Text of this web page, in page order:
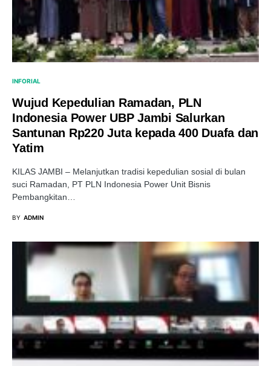
INFORIAL
Wujud Kepedulian Ramadan, PLN
Indonesia Power UBP Jambi Salurkan
Santunan Rp220 Juta kepada 400 Duafa dan
Yatim
KILAS JAMBI – Melanjutkan tradisi kepedulian sosial di bulan
suci Ramadan, PT PLN Indonesia Power Unit Bisnis
Pembangkitan…
BY ADMIN